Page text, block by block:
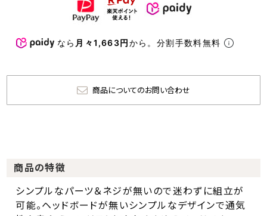
なら 月々1,663円から。分割手数料無料
商品についてのお問い合わせ
商品の特徴
シンプルなパーツ＆ネジが無いので迷わずに組立が
可能。ヘッドボードが無いシンプルなデザインで通気